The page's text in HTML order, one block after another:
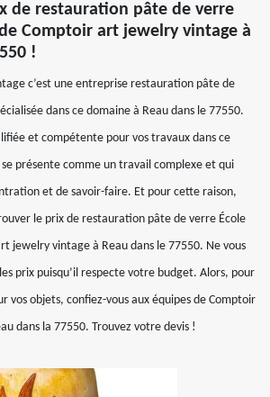
de restauration pâte de verre
Comptoir art jewelry vintage à
!
c’est une entreprise restauration pâte de
dans ce domaine à Reau dans le 77550.
et compétente pour vos travaux dans ce
présente comme un travail complexe et qui
et de savoir-faire. Et pour cette raison,
le prix de restauration pâte de verre École
jewelry vintage à Reau dans le 77550. Ne vous
prix puisqu’il respecte votre budget. Alors, pour
vos objets, confiez-vous aux équipes de Comptoir
dans la 77550. Trouvez votre devis !